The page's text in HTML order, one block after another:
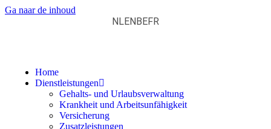
Ga naar de inhoud
NLENBEFR
Home
Dienstleistungen
Gehalts- und Urlaubsverwaltung
Krankheit und Arbeitsunfähigkeit
Versicherung
Zusatzleistungen